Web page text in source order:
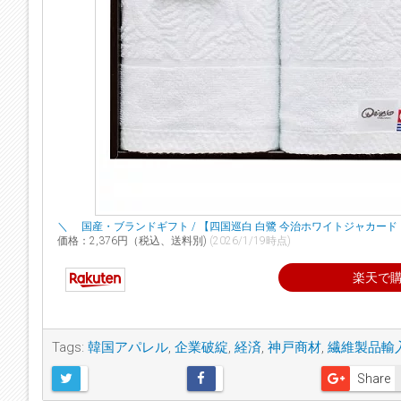
＼ 国産・ブランドギフト / 【四国巡白 白鷺 今治ホワイトジャカード
価格：2,376円（税込、送料別) (2026/1/19時点)
楽天で
Tags: 韓国アパレル, 企業破綻, 経済, 神戸商材, 繊維製品輸
Share